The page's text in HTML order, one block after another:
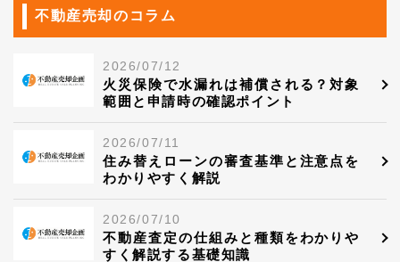
不動産売却のコラム
2026/07/12
火災保険で水漏れは補償される？対象
範囲と申請時の確認ポイント
2026/07/11
住み替えローンの審査基準と注意点を
わかりやすく解説
2026/07/10
不動産査定の仕組みと種類をわかりや
すく解説する基礎知識